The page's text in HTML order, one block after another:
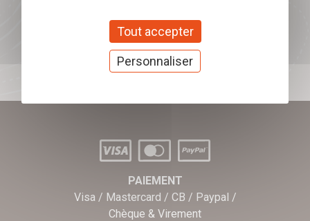
cadeaux
J'offre des chèques cadeaux
PAIEMENT
Visa / Mastercard / CB / Paypal /
Chèque & Virement
Tout accepter
Personnaliser